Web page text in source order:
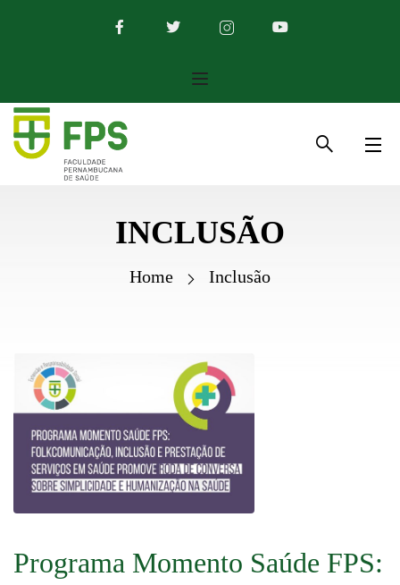
INCLUSÃO
Home Inclusão
Programa Momento Saúde FPS: